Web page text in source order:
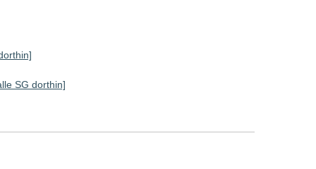
SG dorthin]